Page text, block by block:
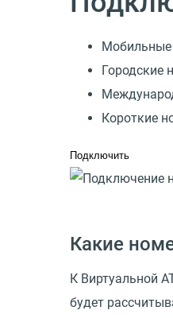
Городские
Короткие
Подключить
Какие
К Виртуальной
будет